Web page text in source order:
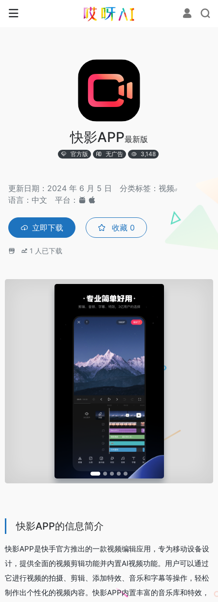
快影APP最新版
官方版 无广告 3,148
更新日期：2024 年 6 月 5 日 分类标签： 视频
语言：中文
平台：
立即下载 收藏 0
1 人已下载
快影APP的信息简介
快影APP是快手官方推出的一款视频编辑应用，专为移动设备设
计，提供全面的视频剪辑功能并内置AI视频功能。用户可以通过
它进行视频的拍摄、剪辑、添加特效、音乐和字幕等操作，轻松
制作出个性化的视频内容。快影APP内置丰富的音乐库和特效，